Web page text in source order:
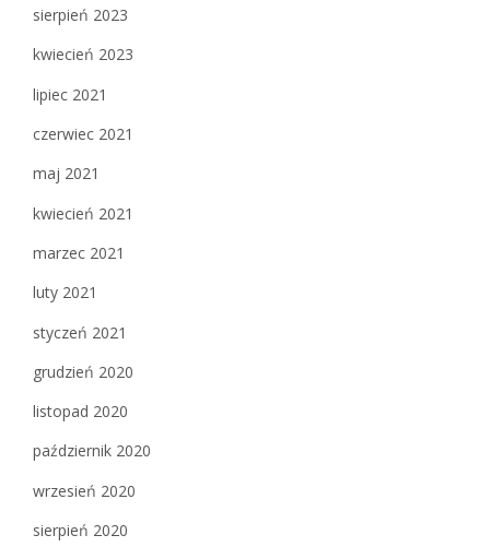
sierpień 2023
kwiecień 2023
lipiec 2021
czerwiec 2021
maj 2021
kwiecień 2021
marzec 2021
luty 2021
styczeń 2021
grudzień 2020
listopad 2020
październik 2020
wrzesień 2020
sierpień 2020